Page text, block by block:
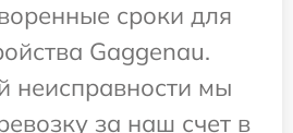
сроки для
Gaggenau.
неисправности мы
за наш счет в